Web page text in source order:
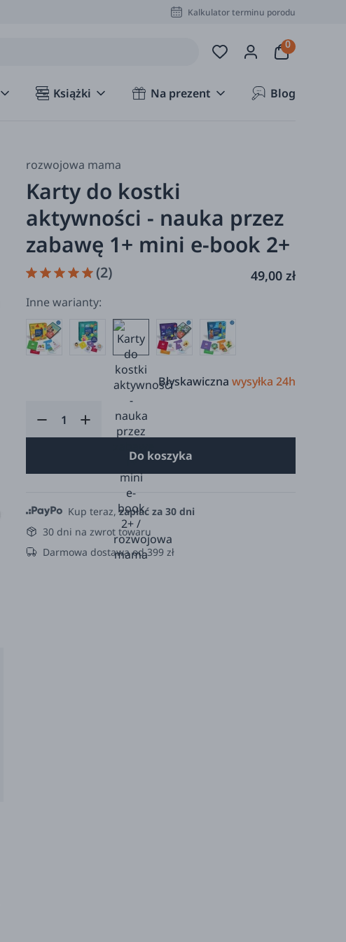
Kalkulator terminu porodu
Książki Na prezent Blog
rozwojowa mama
Karty do kostki
aktywności - nauka przez
zabawę 1+ mini e-book 2+
(2) 49,00 zł
Inne warianty:
Błyskawiczna wysyłka 24h
Do koszyka
Kup teraz,zapłać za 30 dni
30 dni na zwrot towaru
Darmowa dostawa od 399 zł